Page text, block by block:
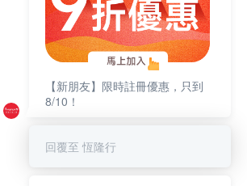
【新朋友】限時註冊優惠，只到
8/10！
回覆至 恆隆行